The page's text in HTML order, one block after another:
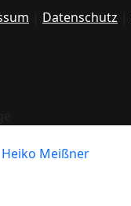
Datenschutz